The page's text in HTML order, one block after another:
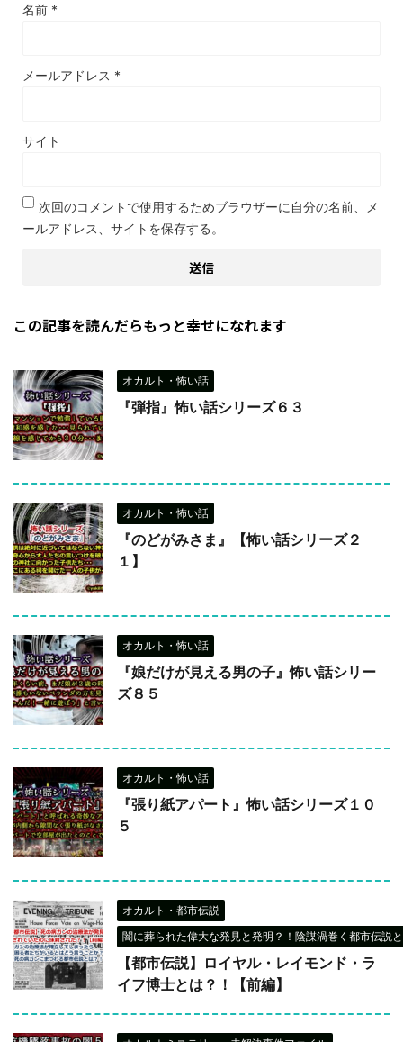
名前 *
メールアドレス *
サイト
次回のコメントで使用するためブラウザーに自分の名前、メ
ールアドレス、サイトを保存する。
この記事を読んだらもっと幸せになれます
オカルト・怖い話
『弾指』怖い話シリーズ６３
オカルト・怖い話
『のどがみさま』【怖い話シリーズ２
１】
オカルト・怖い話
『娘だけが見える男の子』怖い話シリー
ズ８５
オカルト・怖い話
『張り紙アパート』怖い話シリーズ１０
５
オカルト・都市伝説
闇に葬られた偉大な発見と発明？！陰謀渦巻く都市伝説
【都市伝説】ロイヤル・レイモンド・ラ
イフ博士とは？！【前編】